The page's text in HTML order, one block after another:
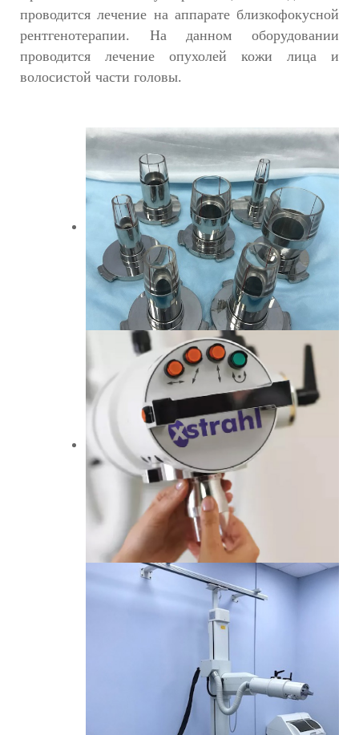
проводится лечение на аппарате близкофокусной
рентгенотерапии. На данном оборудовании
проводится лечение опухолей кожи лица и
волосистой части головы.